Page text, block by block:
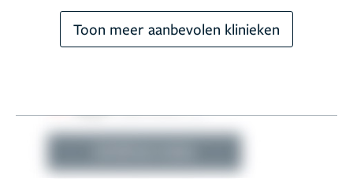
Toon meer aanbevolen klinieken